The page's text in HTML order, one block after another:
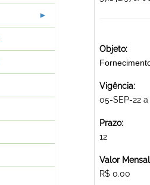
Objeto:
Vigência:
05-SEP-22
Prazo:
12
Valor
R$ 0.00